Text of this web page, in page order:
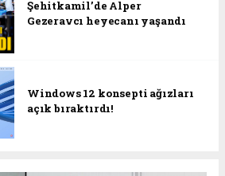
Şehitkamil’de Alper
Gezeravcı heyecanı yaşandı
Windows 12 konsepti ağızları
açık bıraktırdı!